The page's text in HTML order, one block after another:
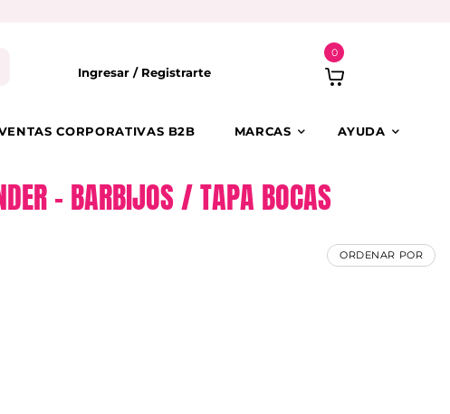
Ingresar / Registrarte
0
CORPORATIVAS B2B MARCAS AYUDA
– BARBIJOS / TAPA BOCAS
ORDENAR POR